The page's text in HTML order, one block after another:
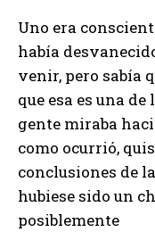
Uno era
había
venir, pero sabía
que esa es una
gente miraba
como ocurrió,
conclusiones de
hubiese sido un
posiblemente